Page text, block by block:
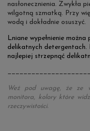
nasłonecznienia. Zwykła
wilgotną szmatką. Przy
wodą i dokładnie osuszyć.
Lniane wypełnienie
delikatnych detergentach.
najlepiej strzepnąć
Weź pod uwagę, że ze
monitora, kolory które
rzeczywistości.